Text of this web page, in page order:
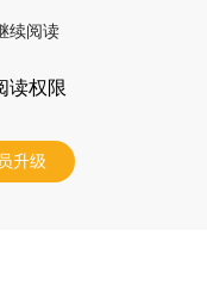
续阅读
读权限
升级